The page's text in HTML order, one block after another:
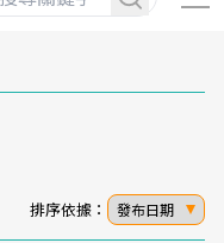
排序依據： 發布日期